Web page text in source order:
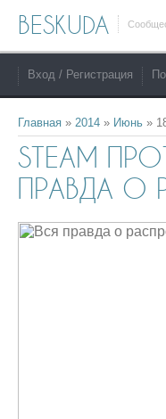
BESKUDA
Вход / Регистрация
Главная » 2014 » Июнь »
STEAM
ПРАВДА О